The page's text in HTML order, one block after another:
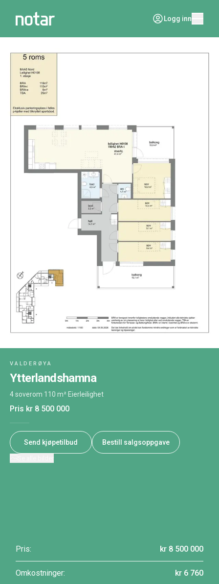
Logg inn
VALDERØYA
Ytterlandshamna
4 soverom·110 m²·Eierleilighet
Pris kr 8 500 000
Send kjøpetilbud Bestill salgsoppgave
Pris: kr 8 500 000
Omkostninger: kr 6 760